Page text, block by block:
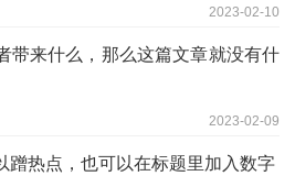
2023-02-10
带来什么，那么这篇文章就没有什
2023-02-09
蹭热点，也可以在标题里加入数字